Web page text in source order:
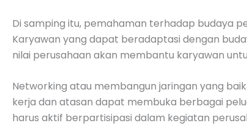
Di samping itu, pemahaman terhadap budaya
Karyawan yang dapat beradaptasi dengan
nilai perusahaan akan membantu karyawan
Networking atau membangun jaringan yang
kerja dan atasan dapat membuka berbagai
harus aktif berpartisipasi dalam kegiatan